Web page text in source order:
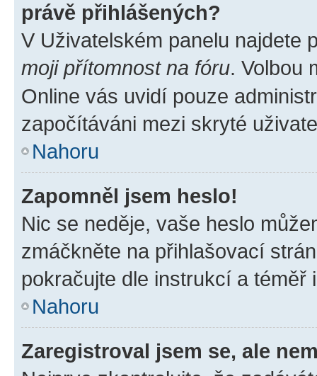
právě přihlášených?
V Uživatelském panelu najdete
moji přítomnost na fóru. Volbou
Online vás uvidí pouze
započítáváni mezi skryté
Nahoru
Zapomněl jsem heslo!
Nic se neděje, vaše heslo
zmáčkněte na přihlašovací
pokračujte dle instrukcí a téměř
Nahoru
Zaregistroval jsem se, ale